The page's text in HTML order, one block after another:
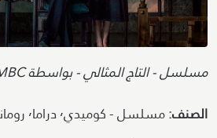
Attribution
مسلسل - التاج المثالي - بواسطة MBC
الصنف:مسلسل - كوميدي٬ دراما٬ رومانسي